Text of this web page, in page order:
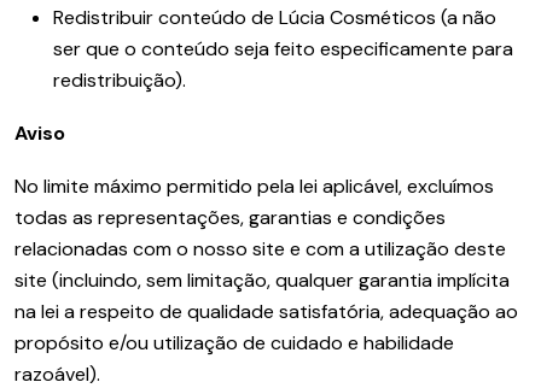
Redistribuir conteúdo de Lúcia Cosméticos (a não
ser que o conteúdo seja feito especificamente para
redistribuição).
Aviso
No limite máximo permitido pela lei aplicável, excluímos
todas as representações, garantias e condições
relacionadas com o nosso site e com a utilização deste
site (incluindo, sem limitação, qualquer garantia implícita
na lei a respeito de qualidade satisfatória, adequação ao
propósito e/ou utilização de cuidado e habilidade
razoável).